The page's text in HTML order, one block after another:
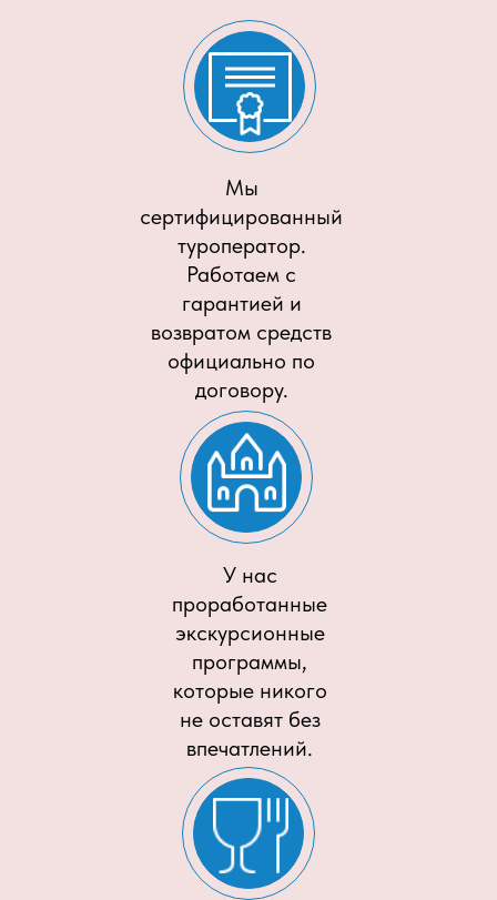
Мы
сертифицированный
туроператор.
Работаем с
гарантией и
возвратом средств
официально по
договору.
У нас
проработанные
экскурсионные
программы,
которые никого
не оставят без
впечатлений.